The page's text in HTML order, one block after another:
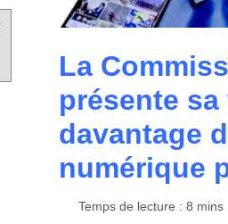
La
présente
davantage
numérique
Temps de lecture : 8 mins